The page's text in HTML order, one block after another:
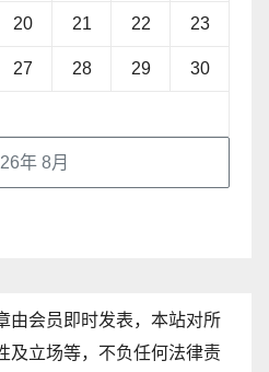
年 8月
20 21 22 23
27 28 29 30
由会员即时发表，本站对所
及立场等，不负任何法律责